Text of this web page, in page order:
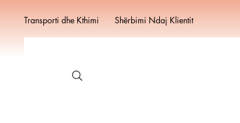
Transporti dhe Kthimi Shërbimi Ndaj Klientit